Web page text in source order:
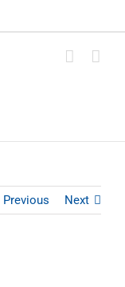
Previous Next